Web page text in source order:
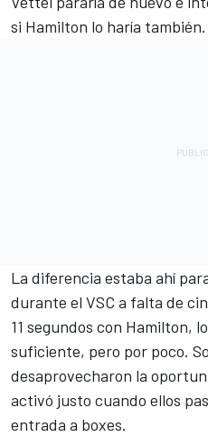
si Hamilton lo haría también.
La diferencia estaba ahí
durante el VSC a falta de
11 segundos con Hamilton,
suficiente, pero por poco.
desaprovecharon la
activó justo cuando ellos
entrada a boxes.